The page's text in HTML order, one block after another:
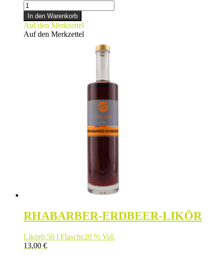
QUITTENLIKÖR
Menge
In den Warenkorb
Auf den Merkzettel
Auf den Merkzettel
RHABARBER-ERDBEER-LIKÖR
Likör0,50 l Flasche20 % Vol.
13,00 €